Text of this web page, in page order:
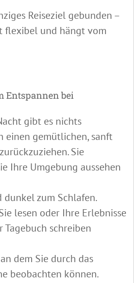
Reiseziel gebunden –
flexibel und hängt vom
Entspannen bei
gibt es nichts
einen gemütlichen, sanft
Sie
Ihre Umgebung aussehen
dunkel zum Schlafen.
lesen oder Ihre Erlebnisse
Tagebuch schreiben
dem Sie durch das
beobachten können.